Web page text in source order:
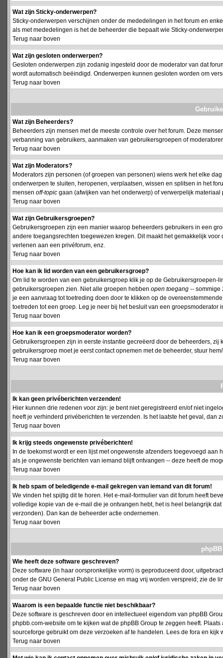
Wat zijn Sticky-onderwerpen?
Sticky-onderwerpen verschijnen onder de mededelingen in het forum en
als met mededelingen is het de beheerder die bepaalt wie Sticky-
Terug naar boven
Wat zijn gesloten onderwerpen?
Gesloten onderwerpen zijn zodanig ingesteld door de moderator van dat
wordt automatisch beëindigd. Onderwerpen kunnen gesloten worden om
Terug naar boven
Wat zijn Beheerders?
Beheerders zijn mensen met de meeste controle over het forum. Deze
verbanning van gebruikers, aanmaken van gebruikersgroepen of
Terug naar boven
Wat zijn Moderators?
Moderators zijn personen (of groepen van personen) wiens werk het elke
onderwerpen te sluiten, heropenen, verplaatsen, wissen en splitsen in het
mensen off-topic gaan (afwijken van het onderwerp) of verwerpelijk materiaal
Terug naar boven
Wat zijn Gebruikersgroepen?
Gebruikersgroepen zijn een manier waarop beheerders gebruikers in een
andere toegangsrechten toegewezen kregen. Dit maakt het gemakkelijk
verlenen aan een privéforum, enz.
Terug naar boven
Hoe kan ik lid worden van een gebruikersgroep?
Om lid te worden van een gebruikersgroep klik je op de
gebruikersgroepen zien. Niet alle groepen hebben open toegang -- sommige
je een aanvraag tot toetreding doen door te klikken op de
toetreden tot een groep. Leg je neer bij het besluit van een
Terug naar boven
Hoe kan ik een groepsmoderator worden?
Gebruikersgroepen zijn in eerste instantie gecreëerd door de beheerders,
gebruikersgroep moet je eerst contact opnemen met de beheerder, stuur
Terug naar boven
Ik kan geen privéberichten verzenden!
Hier kunnen drie redenen voor zijn: je bent niet geregistreerd en/of niet
heeft je verhinderd privéberichten te verzenden. Is het laatste het geval, dan
Terug naar boven
Ik krijg steeds ongewenste privéberichten!
In de toekomst wordt er een lijst met ongewenste afzenders toegevoegd
als je ongewenste berichten van iemand blijft ontvangen -- deze heeft de
Terug naar boven
Ik heb spam of beledigende e-mail gekregen van iemand van dit forum!
We vinden het spijtig dit te horen. Het e-mail-formulier van dit forum heeft
volledige kopie van de e-mail die je ontvangen hebt, het is heel belangrijk
verzonden). Dan kan de beheerder actie ondernemen.
Terug naar boven
Wie heeft deze software geschreven?
Deze software (in haar oorspronkelijke vorm) is geproduceerd door,
onder de GNU General Public License en mag vrij worden verspreid; zie de
Terug naar boven
Waarom is een bepaalde functie niet beschikbaar?
Deze software is geschreven door en intellectueel eigendom van phpBB
phpbb.com-website om te kijken wat de phpBB Group te zeggen heeft.
sourceforge gebruikt om deze verzoeken af te handelen. Lees de fora en
Terug naar boven